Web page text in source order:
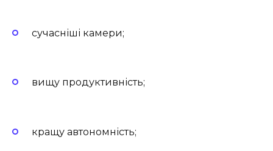
сучасніші камери;
вищу продуктивність;
кращу автономність;